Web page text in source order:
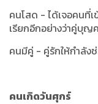
คนโสด - ได้เจอคนที่
เรียกอีกอย่างว่าคู่บุญ
คนมีคู่ - คู่รักให้กำลัง
คนเกิดวันศุกร์